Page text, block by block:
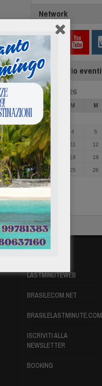
Network
Calendario eventi
Agosto 2026
L M M
3 4 5
10 11 12
17 18 19
24 25 26
31
« Mag
PARTNER
LASTMINUTEWEB
BRASILECOM.NET
BRASILELASTMINUTE.COM
ISCRIVITI ALLA
NEWSLETTER
BOOKING